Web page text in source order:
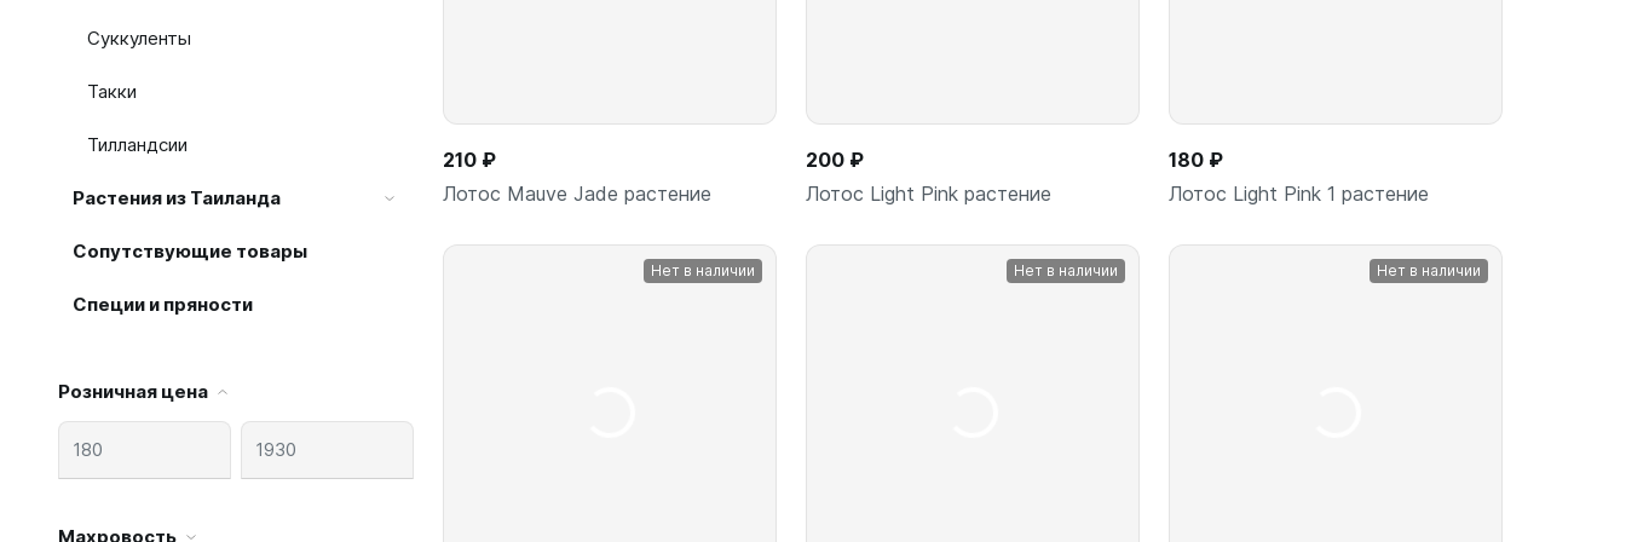
Суккуленты
Такки
Тилландсии
Растения из Таиланда
Сопутствующие товары
Специи и пряности
Розничная цена
Махровость
210 ₽
Лотос Mauve Jade растение
200 ₽
Лотос Light Pink растение
180 ₽
Лотос Light Pink 1 растение
Нет в наличии Нет в наличии Нет в наличии